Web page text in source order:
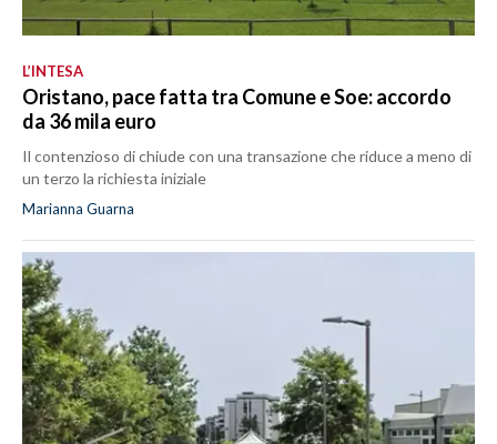
L’INTESA
Oristano, pace fatta tra Comune e Soe: accordo
da 36 mila euro
Il contenzioso di chiude con una transazione che riduce a meno di
un terzo la richiesta iniziale
Marianna Guarna